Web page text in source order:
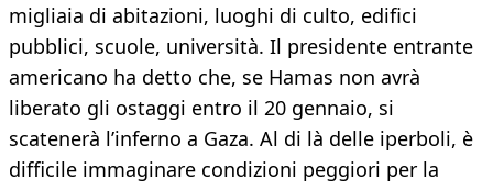
migliaia di abitazioni, luoghi di culto, edifici
pubblici, scuole, università. Il presidente entrante
americano ha detto che, se Hamas non avrà
liberato gli ostaggi entro il 20 gennaio, si
scatenerà l’inferno a Gaza. Al di là delle iperboli, è
difficile immaginare condizioni peggiori per la